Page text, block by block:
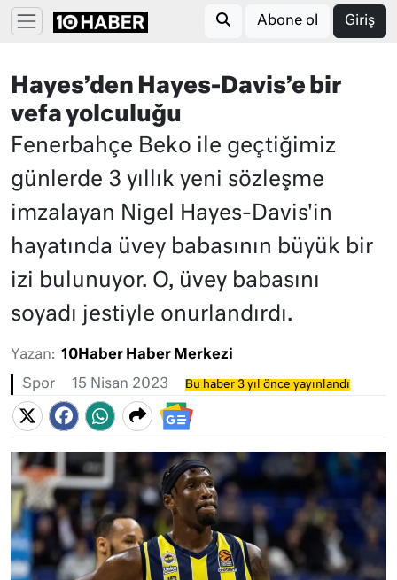
Abone ol Giriş
Hayes’den Hayes-Davis’e bir
vefa yolculuğu
Fenerbahçe Beko ile geçtiğimiz
günlerde 3 yıllık yeni sözleşme
imzalayan Nigel Hayes-Davis'in
hayatında üvey babasının büyük bir
izi bulunuyor. O, üvey babasını
soyadı jestiyle onurlandırdı.
Yazan: 10Haber Haber Merkezi
Spor 15 Nisan 2023 Bu haber 3 yıl önce yayınlandı